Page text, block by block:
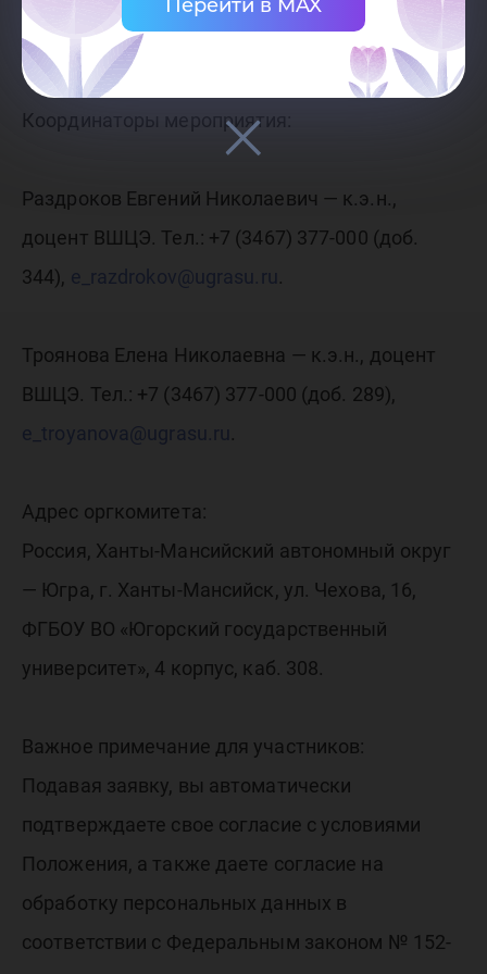
Перейти в MAX
адреса, указанные в заявке.
Координаторы мероприятия:
Раздроков Евгений Николаевич — к.э.н.,
доцент ВШЦЭ. Тел.: +7 (3467) 377-000 (доб.
344), e_razdrokov@ugrasu.ru.
Троянова Елена Николаевна — к.э.н., доцент
ВШЦЭ. Тел.: +7 (3467) 377-000 (доб. 289),
e_troyanova@ugrasu.ru.
Адрес оргкомитета:
Россия, Ханты-Мансийский автономный округ
— Югра, г. Ханты-Мансийск, ул. Чехова, 16,
ФГБОУ ВО «Югорский государственный
университет», 4 корпус, каб. 308.
Важное примечание для участников:
Подавая заявку, вы автоматически
подтверждаете свое согласие с условиями
Положения, а также даете согласие на
обработку персональных данных в
соответствии с Федеральным законом № 152-